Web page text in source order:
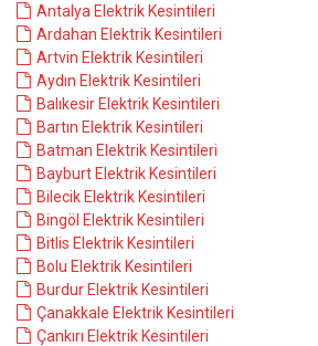
Antalya Elektrik Kesintileri
Ardahan Elektrik Kesintileri
Artvin Elektrik Kesintileri
Aydın Elektrik Kesintileri
Balıkesir Elektrik Kesintileri
Bartın Elektrik Kesintileri
Batman Elektrik Kesintileri
Bayburt Elektrik Kesintileri
Bilecik Elektrik Kesintileri
Bingöl Elektrik Kesintileri
Bitlis Elektrik Kesintileri
Bolu Elektrik Kesintileri
Burdur Elektrik Kesintileri
Çanakkale Elektrik Kesintileri
Çankırı Elektrik Kesintileri